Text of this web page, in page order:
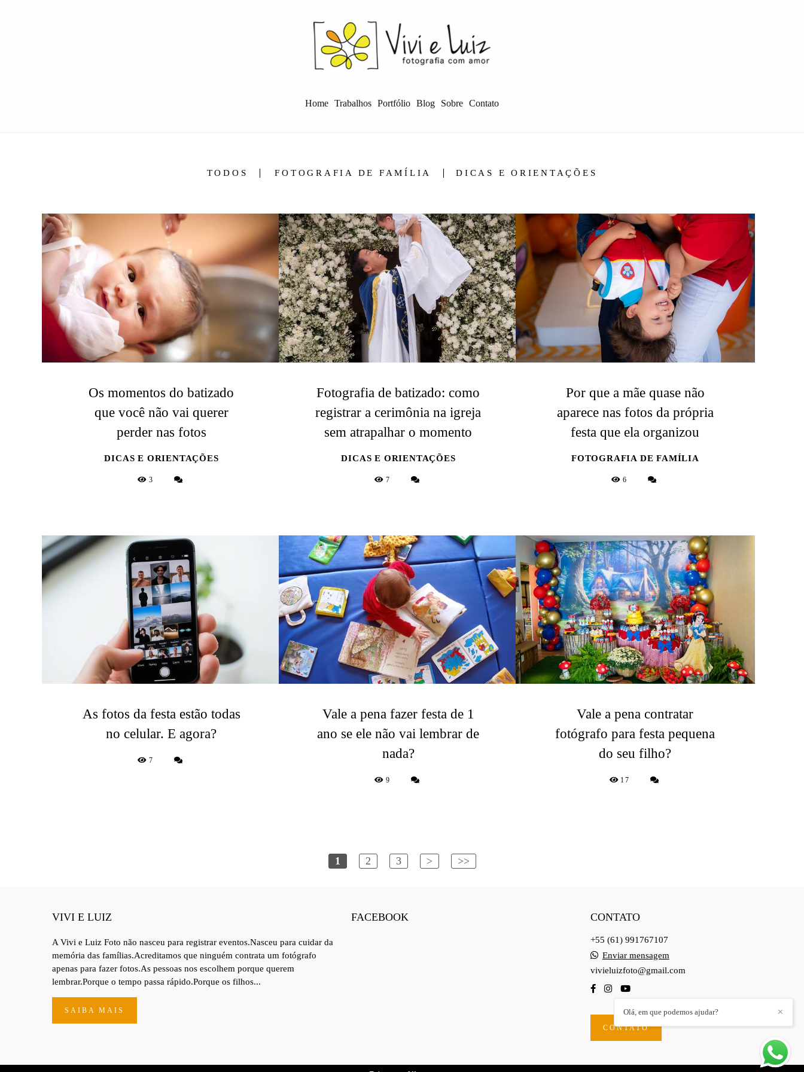
Home Trabalhos Portfólio Blog Sobre Contato
TODOS FOTOGRAFIA DE FAMÍLIA DICAS E ORIENTAÇÕES
Os momentos do batizado
que você não vai querer
perder nas fotos
DICAS E ORIENTAÇÕES
3
Fotografia de batizado: como
registrar a cerimônia na igreja
sem atrapalhar o momento
DICAS E ORIENTAÇÕES
7
Por que a mãe quase não
aparece nas fotos da própria
festa que ela organizou
FOTOGRAFIA DE FAMÍLIA
6
As fotos da festa estão todas
no celular. E agora?
7
Vale a pena fazer festa de 1
ano se ele não vai lembrar de
nada?
9
Vale a pena contratar
fotógrafo para festa pequena
do seu filho?
17
1 2 3 > >>
VIVI E LUIZ
A Vivi e Luiz Foto não nasceu para registrar eventos.Nasceu para cuidar da
memória das famílias.Acreditamos que ninguém contrata um fotógrafo
apenas para fazer fotos.As pessoas nos escolhem porque querem
lembrar.Porque o tempo passa rápido.Porque os filhos...
SAIBA MAIS
FACEBOOK CONTATO
+55 (61) 991767107
Enviar mensagem
vivieluizfoto@gmail.com
CONTATO
✕
Olá, em que podemos ajudar?